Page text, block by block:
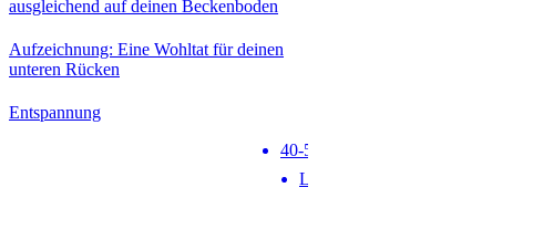
Aufzeichnung: Eine Wohltat für deinen
unteren Rücken
Entspannung
40-50 min
Level 1